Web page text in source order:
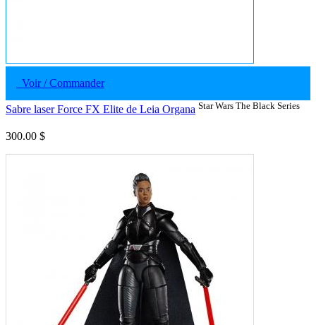
Voir / Commander
Sabre laser Force FX Elite de Leia Organa Star Wars The Black Series
300.00 $